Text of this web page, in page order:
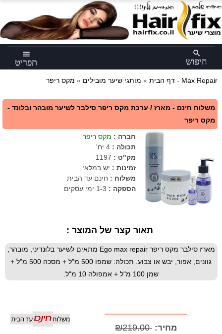
menu
תפריט
search
חיפוש
דף הבית » מותגי שיער מובילים » מקס ריפר - Max Repair
משלוח חינם - מארז / ערכת מקס ריפר סילבר לשיער מובהר ובלונד -
מקס ריפר
חברה : מקס ריפר
תכולה : 4 יח'
מק"ט :
1197
זמינות : יש במלאי
משלוח : חינם עד הבית
הספקה : 1-3 ימי עסקים
תאור קצר של המוצר :
מארז סילבר מקס ריפר Ego max repair מתאים לשיער בלונדיני, מובהר,
גוונים, אפור, יבש או צבוע. תכולה: שמפו 500 מ"ל + מסכה 500 מ"ל +
שמן 100 מ"ל + אמפולה 10 מ"ל.
מחיר: ₪219.00
×